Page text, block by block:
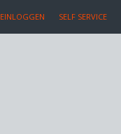
EINLOGGEN SELF SERVICE